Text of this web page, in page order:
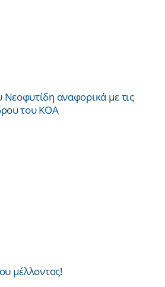
αναφορικά με τις
του ΚΟΑ
μέλλοντος!